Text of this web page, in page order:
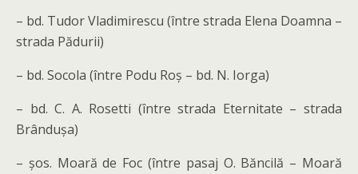
– bd. Tudor Vladimirescu (între strada Elena Doamna –
strada Pădurii)
– bd. Socola (între Podu Roș – bd. N. Iorga)
– bd. C. A. Rosetti (între strada Eternitate – strada
Brândușa)
– șos. Moară de Foc (între pasaj O. Băncilă – Moară